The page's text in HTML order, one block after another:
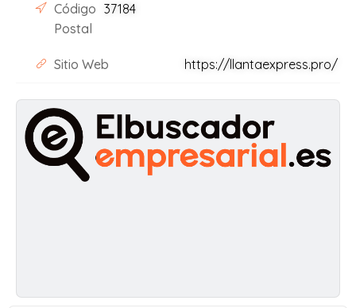
Código
Postal
37184
Sitio Web https://llantaexpress.pro/